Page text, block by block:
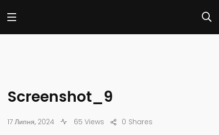
Screenshot_9
17 Липня, 2024 65 Views Shares
0